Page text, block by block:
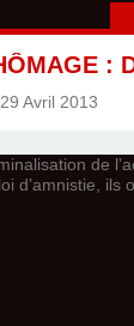
29 Avril 2013